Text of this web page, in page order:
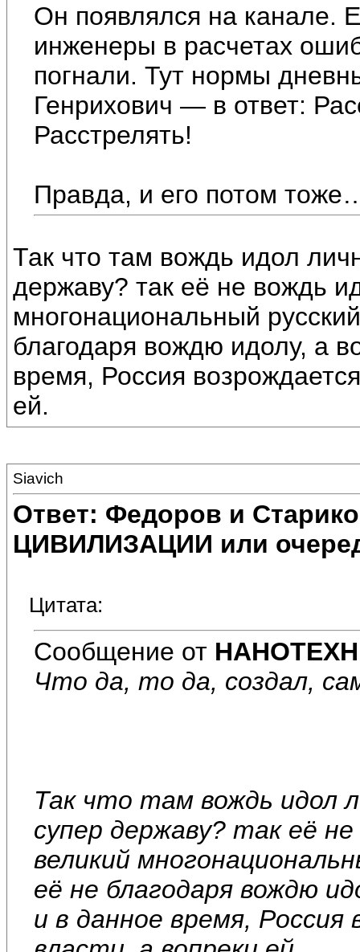
Он появлялся на канале.
инженеры в расчетах
погнали. Тут нормы
Генрихович — в ответ:
Расстрелять!
Правда, и его потом
Так что там вождь идол
державу? так её не вождь
многонациональный
благодаря вождю идолу, а
время, Россия
ей.
Siavich
Ответ: Федоров и
ЦИВИЛИЗАЦИИ или
Цитата:
Сообщение от
Что да, то да, создал,
Так что там вождь идол
супер державу? так её
великий
её не благодаря вождю
и в данное время, Россия